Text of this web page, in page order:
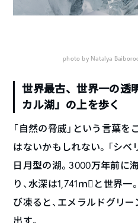
photo by Natalya
世界最古、世界一の透
カル湖」の上を歩く
「自然の脅威」という言葉
はないかもしれない。「シベ
日月型の湖。3000万年前に
り、水深は1,741ｍと世界
び凍ると、エメラルドグリ
出す。